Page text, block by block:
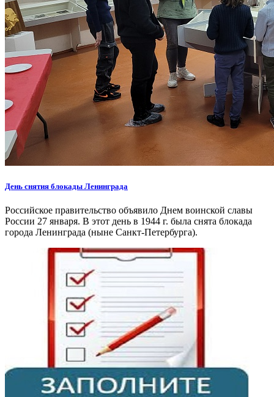
День снятия блокады Ленинграда
Российское правительство объявило Днем воинской славы
России 27 января. В этот день в 1944 г. была снята блокада
города Ленинграда (ныне Санкт-Петербурга).